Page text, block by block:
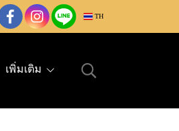
TH
เพิ่มเติม